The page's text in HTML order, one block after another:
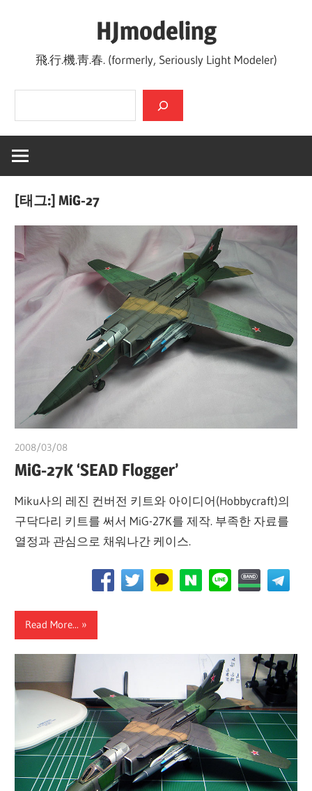
HJmodeling
飛.行.機.靑.春. (formerly, Seriously Light Modeler)
검색
[태그:]MiG-27
2008/03/08
MiG-27K ‘SEAD Flogger’
Miku사의 레진 컨버전 키트와 아이디어(Hobbycraft)의
구닥다리 키트를 써서 MiG-27K를 제작. 부족한 자료를
열정과 관심으로 채워나간 케이스.
Read More...